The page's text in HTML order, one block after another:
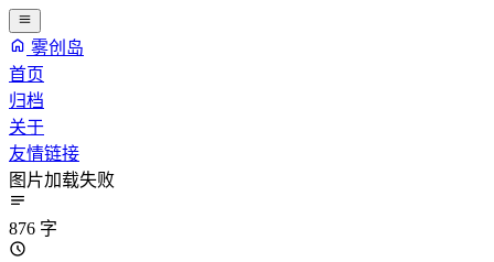
雾创岛
首页
归档
关于
友情链接
图片加载失败
876 字